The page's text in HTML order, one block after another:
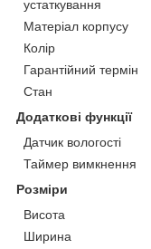
устаткування
Матеріал корпусу
Колір
Гарантійний термін
Стан
Додаткові функції
Датчик вологості
Таймер вимкнення
Розміри
Висота
Ширина